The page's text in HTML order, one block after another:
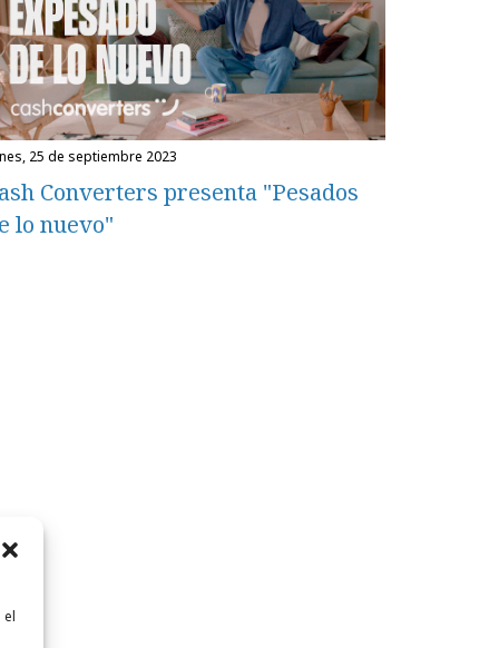
el
25 de septiembre 2023
Converters presenta "Pesados
lo nuevo"